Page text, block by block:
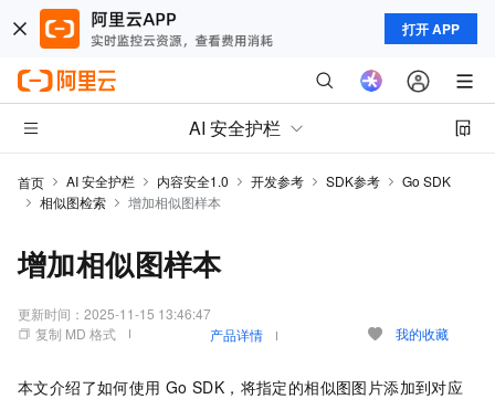
打开 APP
AI 安全护栏
首页 AI 安全护栏 内容安全1.0 开发参考 SDK参考
Go SDK
相似图检索
增加相似图样本
增加相似图样本
更新时间： 2025-11-15 13:46:47
复制 MD 格式
产品详情 我的收藏
本文介绍了如何使用 Go SDK，将指定的相似图图片添加到对应